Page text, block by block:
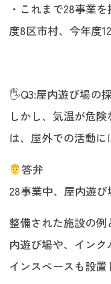
・これまで28事業
度8区市村、今年度
🖐️Q3:屋内遊び場の
しかし、気温が危
は、屋外での活動に
答弁
28事業中、屋内遊
整備された施設の
内遊び場や、イン
インスペースも設置